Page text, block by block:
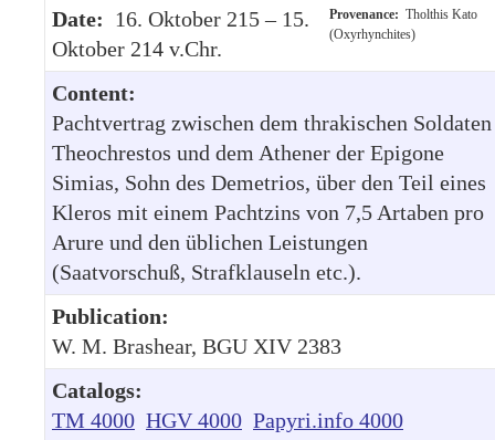
Date: 16. Oktober 215 – 15.
Oktober 214 v.Chr.
Provenance: Tholthis Kato
(Oxyrhynchites)
Content:
Pachtvertrag zwischen dem thrakischen Soldaten
Theochrestos und dem Athener der Epigone
Simias, Sohn des Demetrios, über den Teil eines
Kleros mit einem Pachtzins von 7,5 Artaben pro
Arure und den üblichen Leistungen
(Saatvorschuß, Strafklauseln etc.).
Publication:
W. M. Brashear, BGU XIV 2383
Catalogs:
TM 4000 HGV 4000 Papyri.info 4000